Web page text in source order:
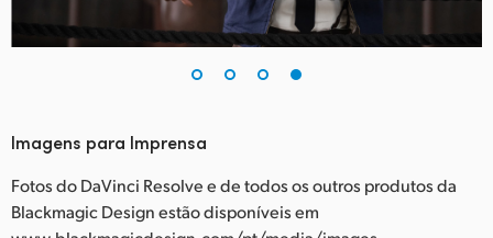
Imagens para Imprensa
Fotos do DaVinci Resolve e de todos os outros produtos da
Blackmagic Design estão disponíveis em